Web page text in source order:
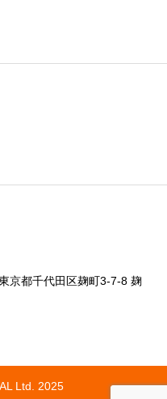
京都千代田区麹町3-7-8 麹
Ltd. 2025